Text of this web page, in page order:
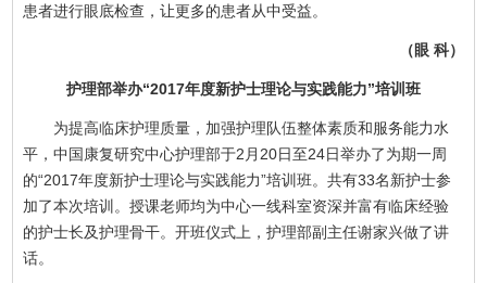
患者进行眼底检查，让更多的患者从中受益。
（眼 科）
护理部举办“2017年度新护士理论与实践能力”培训班
为提高临床护理质量，加强护理队伍整体素质和服务能力水
平，中国康复研究中心护理部于2月20日至24日举办了为期一周
的“2017年度新护士理论与实践能力”培训班。共有33名新护士参
加了本次培训。授课老师均为中心一线科室资深并富有临床经验
的护士长及护理骨干。开班仪式上，护理部副主任谢家兴做了讲
话。